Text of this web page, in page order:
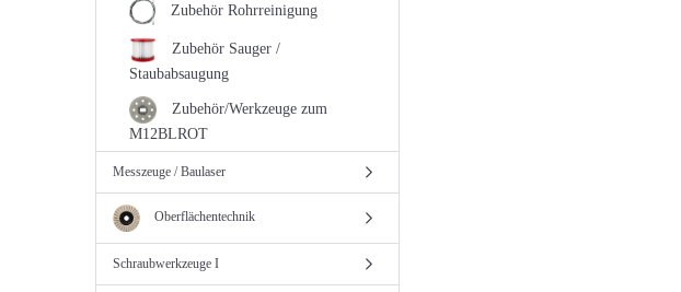
Zubehör Rohrreinigung
Zubehör Sauger /
Staubabsaugung
Zubehör/Werkzeuge zum
M12BLROT
Messzeuge / Baulaser
Oberflächentechnik
Schraubwerkzeuge I